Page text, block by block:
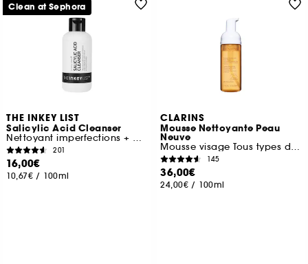
THE INKEY LIST
Salicylic Acid Cleanser
Nettoyant imperfections + pores à l'acide salicylique
201
16,00€
10,67€ / 100ml
Clean at Sephora
CLARINS
Mousse Nettoyante Peau
Neuve
Mousse visage Tous types de peaux
145
36,00€
24,00€ / 100ml